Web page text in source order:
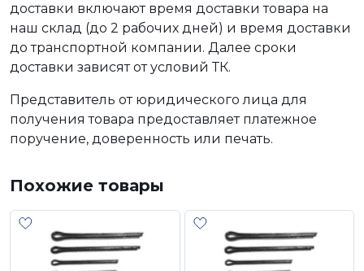
доставки включают время доставки товара на
наш склад (до 2 рабочих дней) и время доставки
до транспортной компании. Далее сроки
доставки зависят от условий ТК.
Представитель от юридического лица для
получения товара предоставляет платежное
поручение, доверенность или печать.
Похожие товары